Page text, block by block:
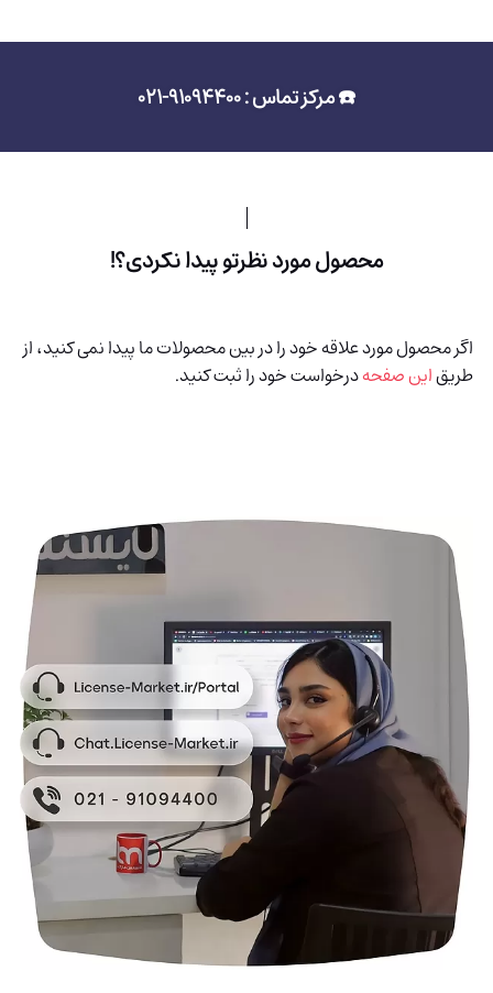
☎️ مرکز تماس : 91094400-021
محصول مورد نظرتو پیدا نکردی؟!
اگر محصول مورد علاقه خود را در بین محصولات ما پیدا نمی کنید، از
طریقاین صفحهدرخواست خود را ثبت کنید.